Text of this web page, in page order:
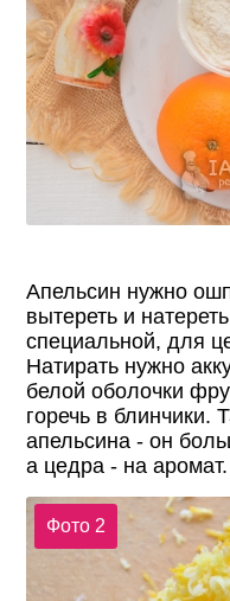
Апельсин нужно
вытереть и
специальной, для
Натирать нужно
белой оболочки
горечь в блинчики.
апельсина - он
а цедра - на аромат.
Фото 2